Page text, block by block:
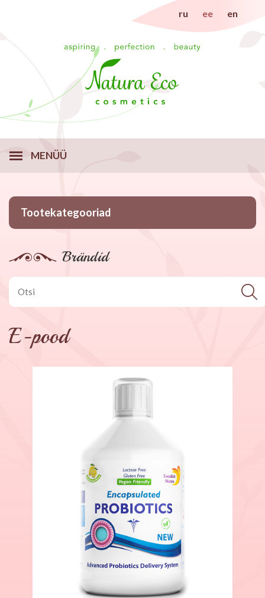
ru ee en
MENÜÜ
Tootekategooriad
Brändid
E-pood